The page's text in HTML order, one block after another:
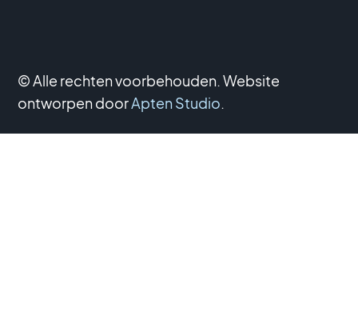
© Alle rechten voorbehouden. Website
ontworpen doorApten Studio.